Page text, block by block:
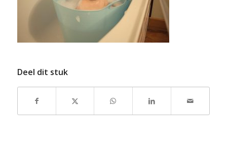
Deel dit stuk